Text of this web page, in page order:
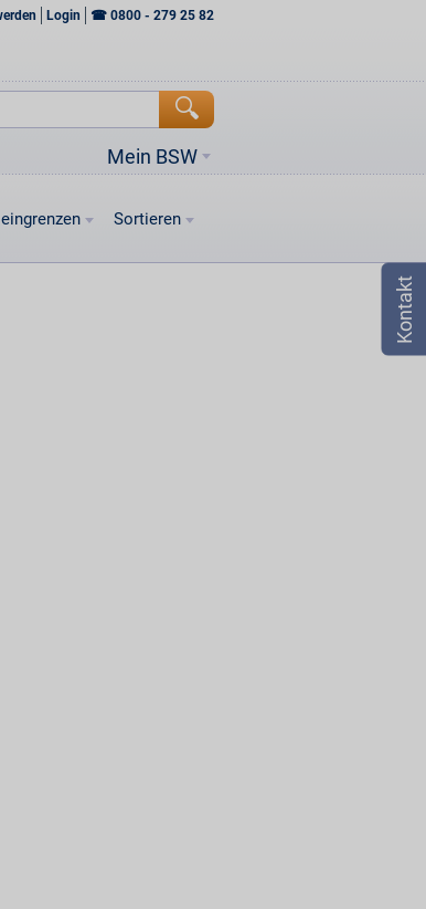
Login ☎ 0800 - 279 25 82
Mein BSW
Sortieren